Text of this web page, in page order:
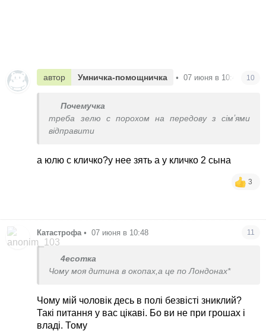
автор Умничка-помощничка • 07 июня в 10:48 10
Почемучка
треба зелю с порохом на передову з сімʼями
відправити
а юлю с кличко?у нее зять а у кличко 2 сына
3
Катастрофа • 07 июня в 10:48 11
4есотка
Чому моя дитина в окопах,а це по Лондонах*
Чому мій чоловік десь в полі безвісті зниклий?
Такі питання у вас цікаві. Бо ви не при грошах і
владі. Тому